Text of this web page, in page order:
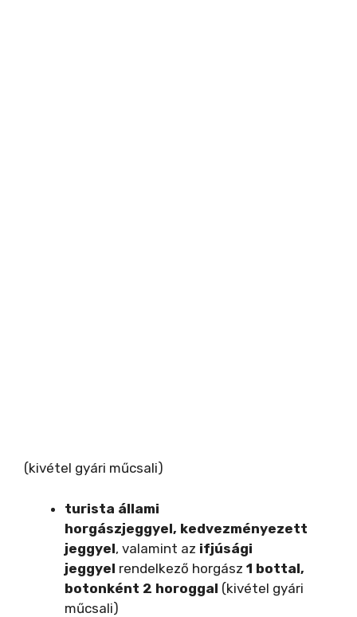
(kivétel gyári műcsali)
turista állami
horgászjeggyel, kedvezményezett
jeggyel, valamint az ifjúsági
jeggyel rendelkező horgász 1 bottal,
botonként 2 horoggal (kivétel gyári
műcsali)